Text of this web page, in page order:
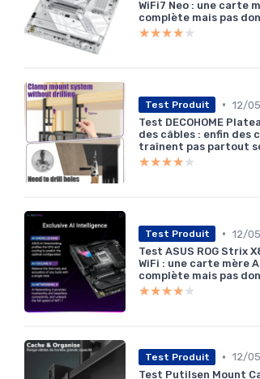
WiFi7 Neo : une carte
complète mais pas
★★★★★
★★★★★
Test Produit • 12/
Test DECOHOME
des câbles : enfin des
traînent pas partout
★★★★★
★★★★★
Test Produit • 12/
Test ASUS ROG Strix
WiFi : une carte mère
complète mais pas
★★★★★
★★★★★
Test Produit • 12/
Test Putilsen Mount